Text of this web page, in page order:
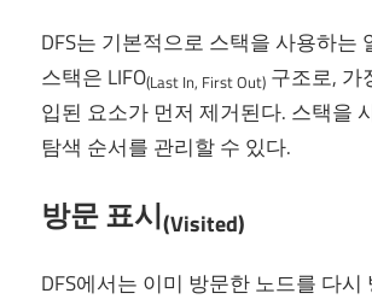
DFS는 기본적으로 스택을 사용하는
스택은 LIFO(Last In, First Out) 구조로, 가
입된 요소가 먼저 제거된다. 스택을
탐색 순서를 관리할 수 있다.
방문 표시(Visited)
DFS에서는 이미 방문한 노드를 다시